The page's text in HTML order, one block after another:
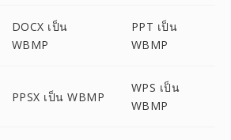
DOCX เป็น
WBMP
PPT เป็น
WBMP
PPSX เป็น WBMP
WPS เป็น
WBMP